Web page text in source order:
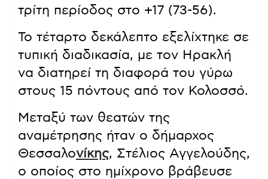
τρίτη περίοδος στο +17 (73-56).
Το τέταρτο δεκάλεπτο εξελίχτηκε σε
τυπική διαδικασία, με τον Ηρακλή
να διατηρεί τη διαφορά του γύρω
στους 15 πόντους από τον Κολοσσό.
Μεταξύ των θεατών της
αναμέτρησης ήταν ο δήμαρχος
Θεσσαλονίκης, Στέλιος Αγγελούδης,
ο οποίος στο ημίχρονο βράβευσε